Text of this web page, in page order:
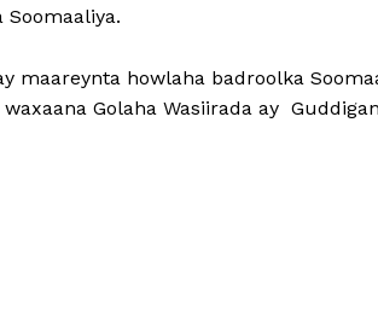
maareynta howlaha badroolka
Golaha Wasiirada ay